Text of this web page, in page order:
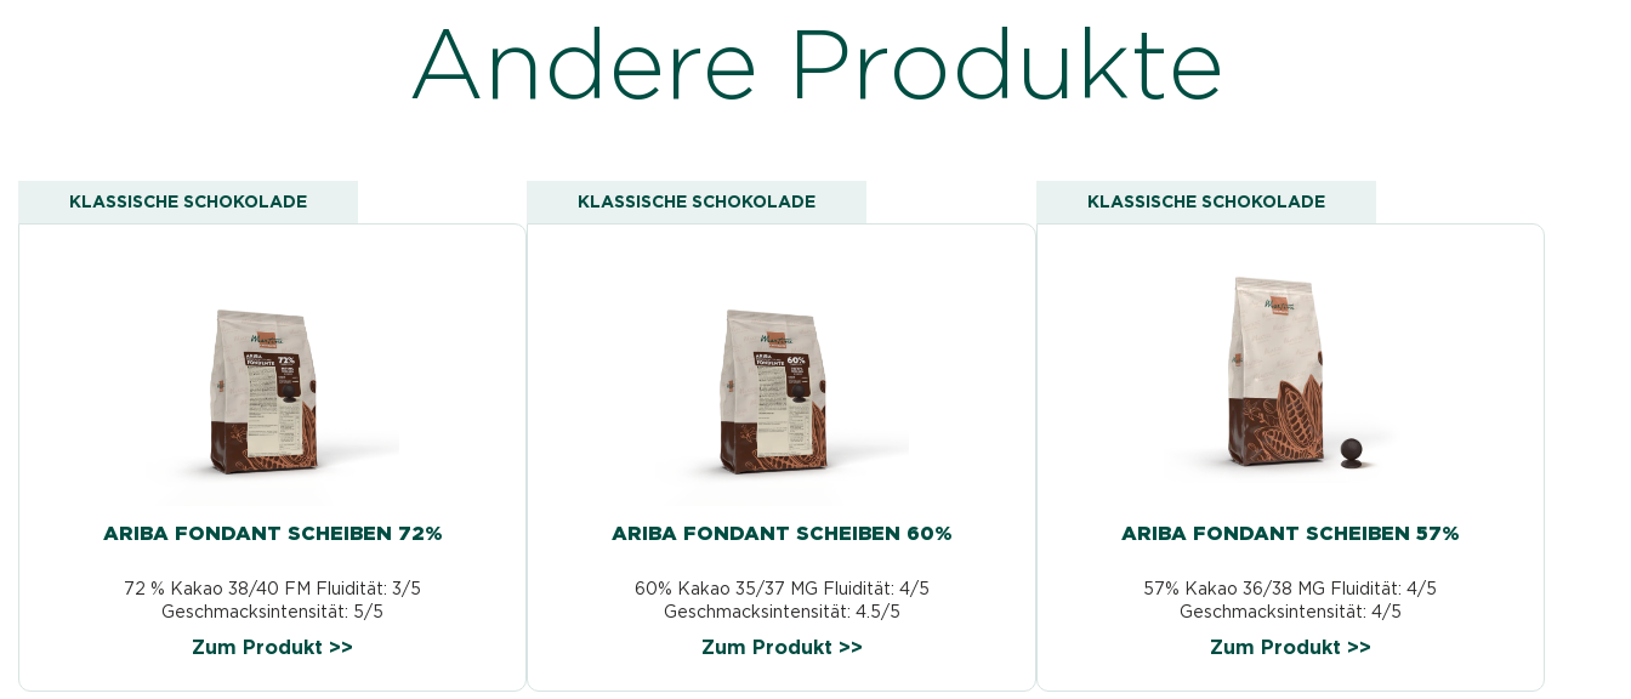
Andere Produkte
KLASSISCHE SCHOKOLADE
ARIBA FONDANT SCHEIBEN 72%
72 % Kakao 38/40 FM Fluidität: 3/5
Geschmacksintensität: 5/5
Zum Produkt >>
KLASSISCHE SCHOKOLADE
ARIBA FONDANT SCHEIBEN 60%
60% Kakao 35/37 MG Fluidität: 4/5
Geschmacksintensität: 4.5/5
Zum Produkt >>
KLASSISCHE SCHOKOLADE
ARIBA FONDANT SCHEIBEN 57%
57% Kakao 36/38 MG Fluidität: 4/5
Geschmacksintensität: 4/5
Zum Produkt >>